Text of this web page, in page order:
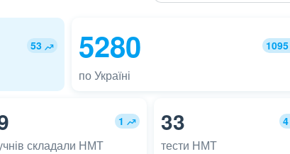
53 5280 1095
по Україні
1
складали НМТ
33 4
тести НМТ